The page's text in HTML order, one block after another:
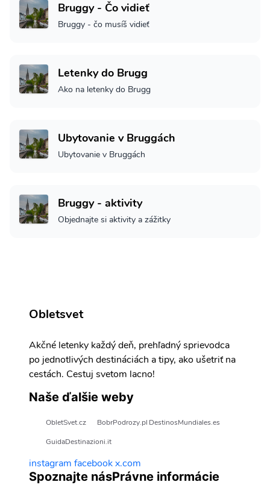
Bruggy - Čo vidieť
Bruggy - čo musíš vidieť
Letenky do Brugg
Ako na letenky do Brugg
Ubytovanie v Bruggách
Ubytovanie v Bruggách
Bruggy - aktivity
Objednajte si aktivity a zážitky
Obletsvet
Akčné letenky každý deň, prehľadný sprievodca
po jednotlivých destináciách a tipy, ako ušetriť na
cestách. Cestuj svetom lacno!
Naše ďalšie weby
ObletSvet.cz BobrPodrozy.pl DestinosMundiales.es
GuidaDestinazioni.it
instagram facebookx.com
Spoznajte násPrávne informácie